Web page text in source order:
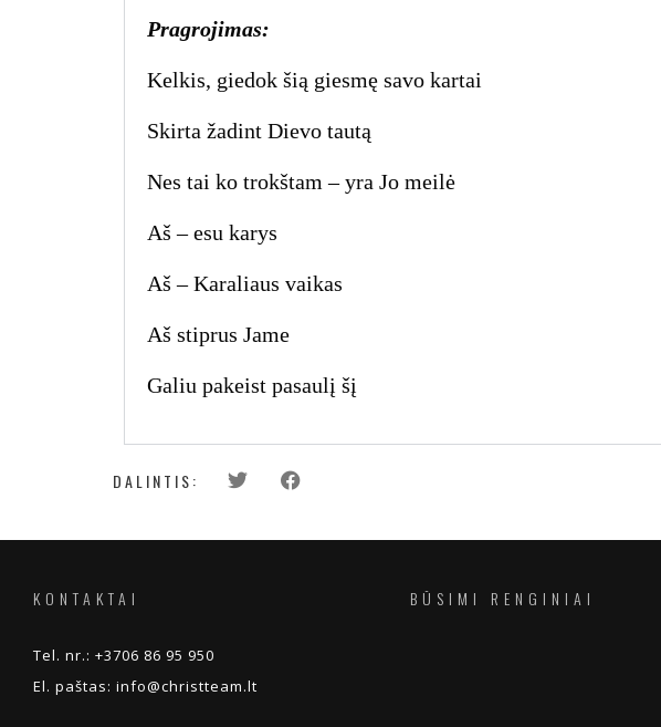
Pragrojimas:
Kelkis, giedok šią giesmę savo kartai
Skirta žadint Dievo tautą
Nes tai ko trokštam – yra Jo meilė
Aš – esu karys
Aš – Karaliaus vaikas
Aš stiprus Jame
Galiu pakeist pasaulį šį
DALINTIS:
KONTAKTAI
Tel. nr.: +3706 86 95 950
El. paštas: info@christteam.lt
BŪSIMI RENGINIAI